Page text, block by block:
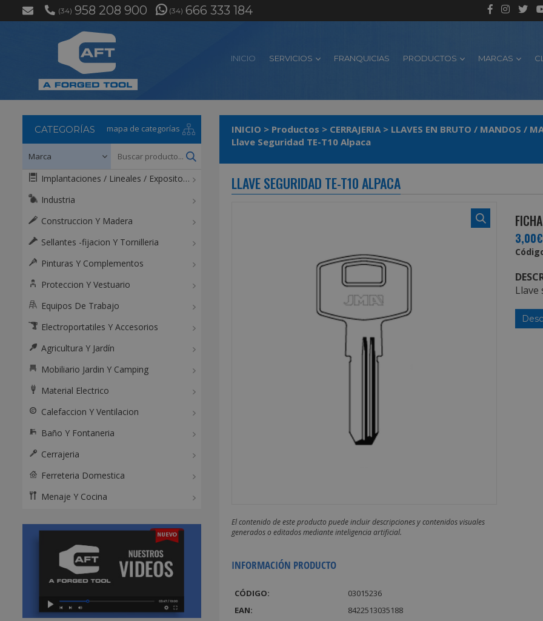
(34) 958 208 900 (34) 666 333 184
INICIO SERVICIOS FRANQUICIAS PRODUCTOS MARCAS
INICIO > Productos > CERRAJERIA > LLAVES EN BRUTO / MANDOS /
Llave Seguridad TE-T10 Alpaca
LLAVE SEGURIDAD TE-T10 ALPACA
El contenido de este producto puede incluir descripciones y contenidos visuales
generados o editados mediante inteligencia artificial.
INFORMACIÓN PRODUCTO
CÓDIGO:
03015236
EAN:
8422513035188
3,00€
Llave
CATEGORÍAS mapa de categorías
Implantaciones / Lineales / Expositores / Mostradores
Industria
Construccion Y Madera
Sellantes -fijacion Y Tornilleria
Pinturas Y Complementos
Proteccion Y Vestuario
Equipos De Trabajo
Electroportatiles Y Accesorios
Agricultura Y Jardín
Mobiliario Jardin Y Camping
Material Electrico
Calefaccion Y Ventilacion
Baño Y Fontaneria
Cerrajeria
Ferreteria Domestica
Menaje Y Cocina